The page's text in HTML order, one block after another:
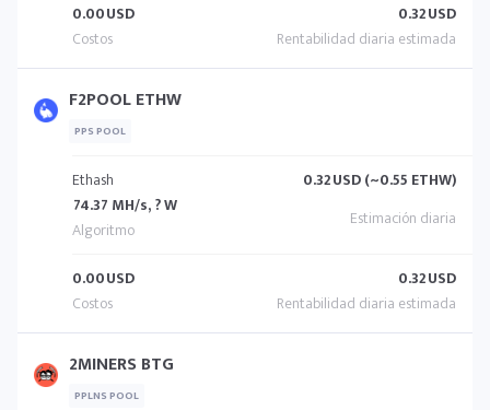
0.00USD 0.32USD
F2POOL ETHW
PPS POOL
Ethash
74.37 MH/s, ? W
0.32USD (~0.55 ETHW)
0.00USD 0.32USD
2MINERS BTG
PPLNS POOL